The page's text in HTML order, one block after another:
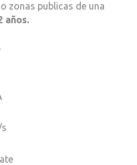
zonas publicas de una
años.